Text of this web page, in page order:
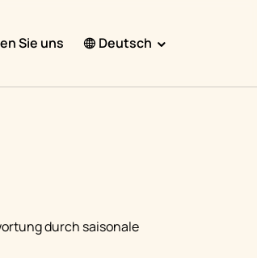
Sie uns Deutsch
हिंदी
durch saisonale